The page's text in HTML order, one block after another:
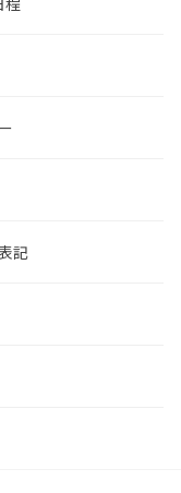
記